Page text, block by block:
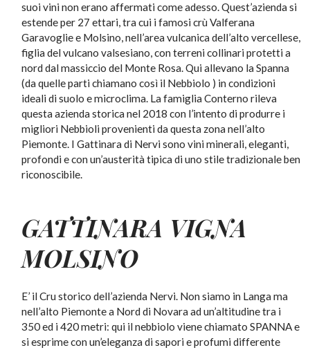
suoi vini non erano affermati come adesso. Quest’azienda si
estende per 27 ettari, tra cui i famosi crù Valferana
Garavoglie e Molsino, nell’area vulcanica dell’alto vercellese,
figlia del vulcano valsesiano, con terreni collinari protetti a
nord dal massiccio del Monte Rosa. Qui allevano la Spanna
(da quelle parti chiamano così il Nebbiolo ) in condizioni
ideali di suolo e microclima. La famiglia Conterno rileva
questa azienda storica nel 2018 con l’intento di produrre i
migliori Nebbioli provenienti da questa zona nell’alto
Piemonte. I Gattinara di Nervi sono vini minerali, eleganti,
profondi e con un’austerità tipica di uno stile tradizionale ben
riconoscibile.
GATTINARA VIGNA
MOLSINO
E’ il Cru storico dell’azienda Nervi. Non siamo in Langa ma
nell’alto Piemonte a Nord di Novara ad un’altitudine tra i
350 ed i 420 metri: qui il nebbiolo viene chiamato SPANNA e
si esprime con un’eleganza di sapori e profumi differente